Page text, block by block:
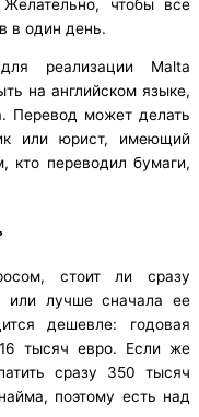
чтобы все
в один день.
реализации Malta
на английском языке,
Перевод может делать
или юрист, имеющий
кто переводил бумаги,
стоит ли сразу
или лучше сначала ее
дешевле: годовая
тысяч евро. Если же
сразу 350 тысяч
поэтому есть над